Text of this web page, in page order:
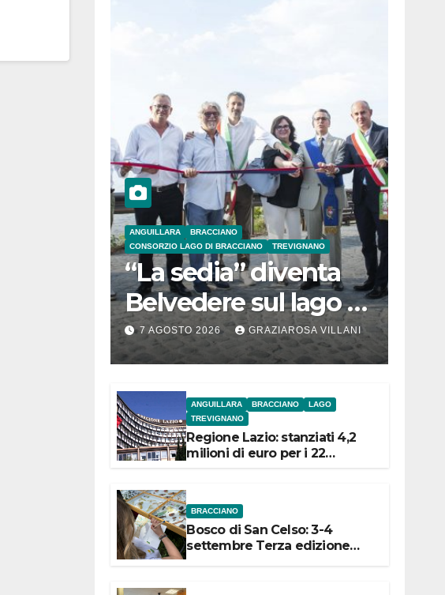
ANGUILLARA
BRACCIANO
CONSORZIO LAGO DI BRACCIANO
TREVIGNANO
“La sedia” diventa
Belvedere sul lago di
Bracciano: ieri
l’inaugurazione
7 AGOSTO 2026 GRAZIAROSA VILLANI
ANGUILLARA BRACCIANO
LAGO
TREVIGNANO
Regione Lazio: stanziati 4,2
milioni di euro per i 22
BRACCIANO
Bosco di San Celso: 3-4
settembre Terza edizione